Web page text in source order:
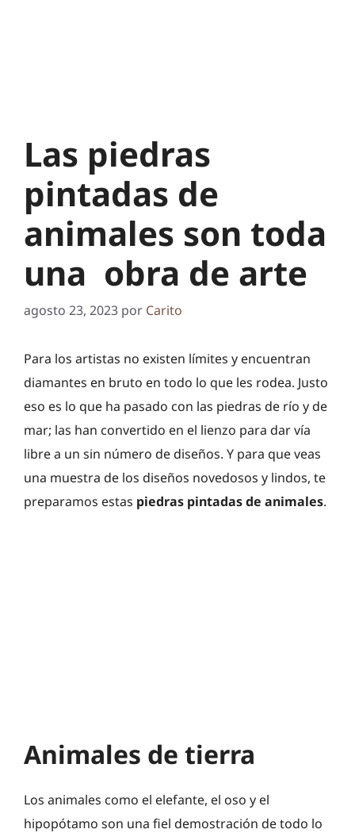
Las piedras
pintadas de
animales son toda
una obra de arte
agosto 23, 2023 por Carito
Para los artistas no existen límites y encuentran
diamantes en bruto en todo lo que les rodea. Justo
eso es lo que ha pasado con las piedras de río y de
mar; las han convertido en el lienzo para dar vía
libre a un sin número de diseños. Y para que veas
una muestra de los diseños novedosos y lindos, te
preparamos estas piedras pintadas de animales.
Animales de tierra
Los animales como el elefante, el oso y el
hipopótamo son una fiel demostración de todo lo